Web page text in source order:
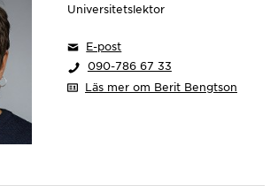
Universitetslektor
E-post
090-786 67 33
Läs mer om Berit Bengtson